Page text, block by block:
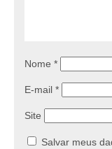
Nome *
E-mail *
Site
Salvar meus